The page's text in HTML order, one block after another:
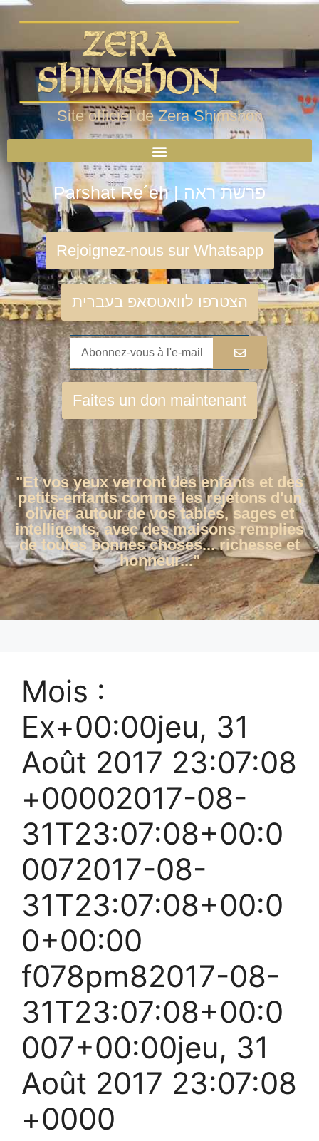
Site officiel de Zera Shimshon
Parshat Re´eh | פרשת ראה
Rejoignez-nous sur Whatsapp
הצטרפו לוואטסאפ בעברית
Faites un don maintenant
"Et vos yeux verront des enfants et des
petits-enfants comme les rejetons d'un
olivier autour de vos tables, sages et
intelligents, avec des maisons remplies
de toutes bonnes choses... richesse et
honneur..."
Mois :
Ex+00:00jeu, 31
Août 2017 23:07:08
+00002017-08-
31T23:07:08+00:0
0072017-08-
31T23:07:08+00:0
0+00:00
f078pm82017-08-
31T23:07:08+00:0
007+00:00jeu, 31
Août 2017 23:07:08
+0000